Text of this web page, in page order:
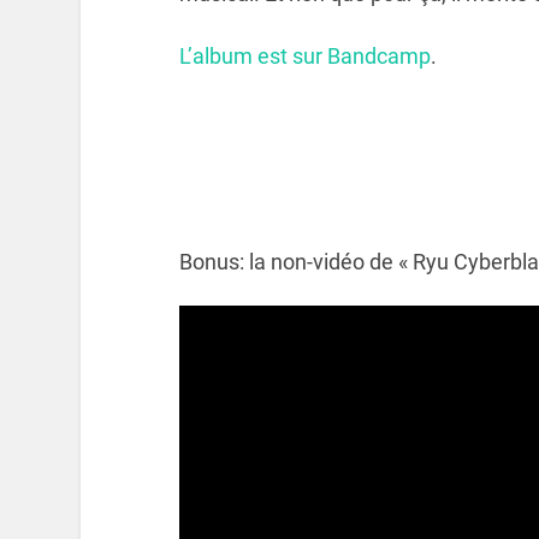
L’album est sur Bandcamp.
Bonus: la non-vidéo de « Ryu